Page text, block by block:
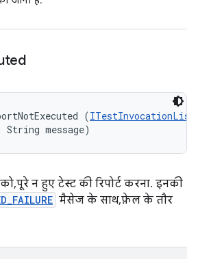
(
String message)
पूरे न हुए टेस्ट की रिपोर्ट करना. इनकी
मैसेज के साथ, फ़ेल के तौर